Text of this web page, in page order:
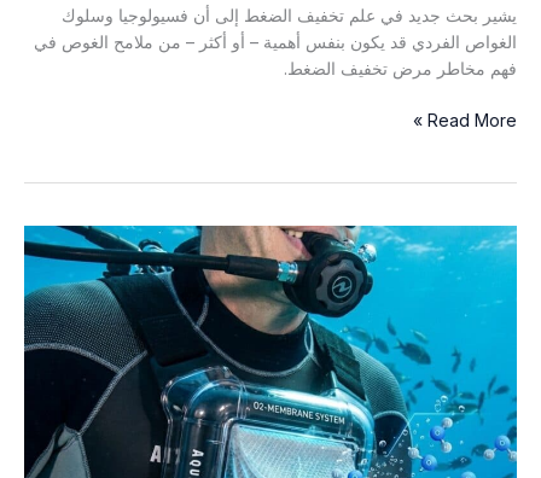
يشير بحث جديد في علم تخفيف الضغط إلى أن فسيولوجيا وسلوك
الغواص الفردي قد يكون بنفس أهمية – أو أكثر – من ملامح الغوص في
فهم مخاطر مرض تخفيف الضغط.
دراسة
على
أنفسهم
العامل
الأكبر
مخاطر
Read More »